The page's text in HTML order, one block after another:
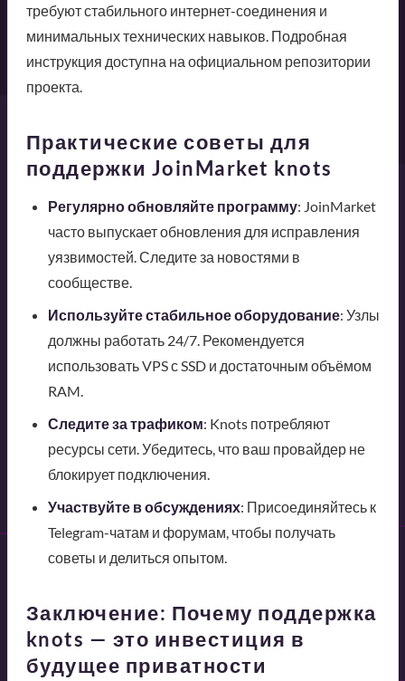
требуют стабильного интернет-соединения и
минимальных технических навыков. Подробная
инструкция доступна на официальном репозитории
проекта.
Практические советы для
поддержки JoinMarket knots
Регулярно обновляйте программу: JoinMarket
часто выпускает обновления для исправления
уязвимостей. Следите за новостями в
сообществе.
Используйте стабильное оборудование: Узлы
должны работать 24/7. Рекомендуется
использовать VPS с SSD и достаточным объёмом
RAM.
Следите за трафиком: Knots потребляют
ресурсы сети. Убедитесь, что ваш провайдер не
блокирует подключения.
Участвуйте в обсуждениях: Присоединяйтесь к
Telegram-чатам и форумам, чтобы получать
советы и делиться опытом.
Заключение: Почему поддержка
knots — это инвестиция в
будущее приватности